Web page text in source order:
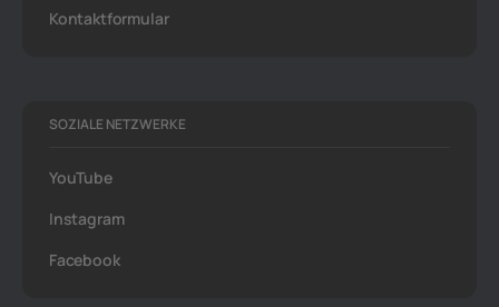
Kontaktformular
SOZIALE NETZWERKE
YouTube
Instagram
Facebook